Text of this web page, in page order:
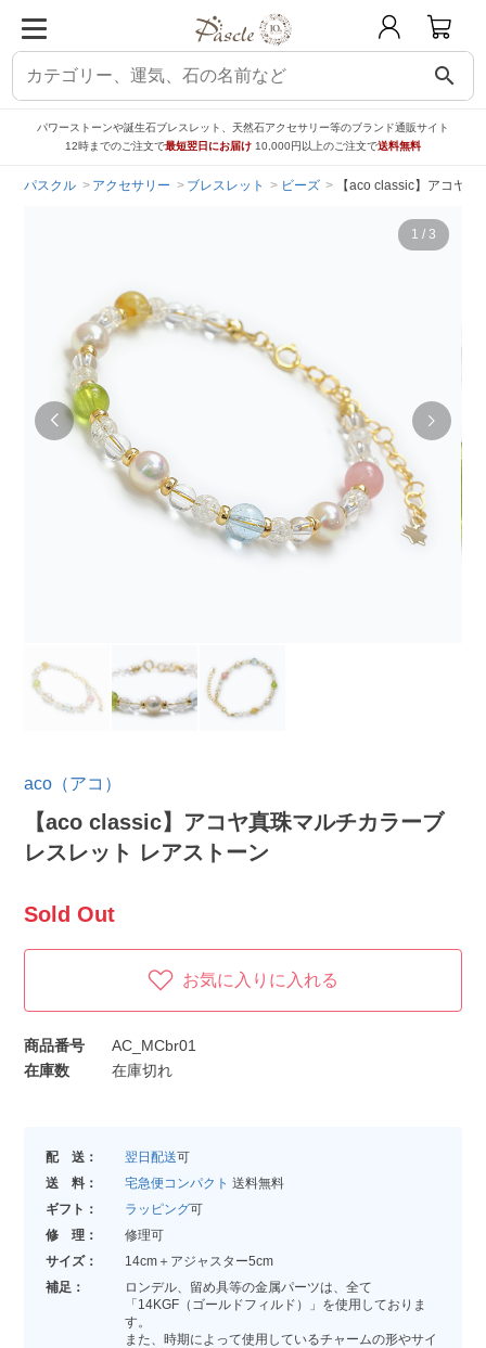
search
パワーストーンや誕生石ブレスレット、天然石アクセサリー等のブランド通販サイト
12時までのご注文で最短翌日にお届け 10,000円以上のご注文で送料無料
パスクル アクセサリー ブレスレット ビーズ 【aco classic】アコヤ
1 / 3
aco（アコ）
【aco classic】アコヤ真珠マルチカラーブ
レスレット レアストーン
Sold Out
お気に入りに入れる
商品番号
AC_MCbr01
在庫数
在庫切れ
配 送： 翌日配送可
送 料：
宅急便コンパクト 送料無料
ギフト：
ラッピング可
修 理：
修理可
サイズ：
14cm＋アジャスター5cm
補足：
ロンデル、留め具等の金属パーツは、全て
「14KGF（ゴールドフィルド）」を使用しておりま
す。
また、時期によって使用しているチャームの形やサイ